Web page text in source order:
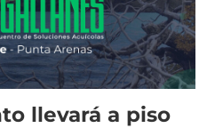
llevará a piso